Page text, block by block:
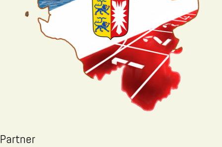
Partner